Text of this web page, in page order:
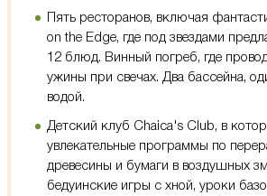
Пять ресторанов, включая
on the Edge, где под звездами
12 блюд. Винный погреб, где
ужины при свечах. Два бассейна,
водой.
Детский клуб Chaica's Club, в
увлекательные программы по
древесины и бумаги в воздушных
бедуинские игры с хной, уроки